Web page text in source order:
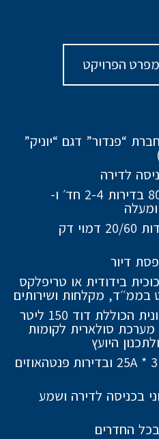
מפרט הפרויקט
“פנדור” דגם “יוניק”
לדירה
ריצוף גרניט פורצלן 80/80 בדירות 2-4 חד׳ ו-
ריצוף גרניט פורצלן במידות 20/60 דמוי דק
דיור
בידודית או טריפלקס
מקלחות ושירותים
מערכת חימום מים חסכונית הכוללת דוד 150 ליטר
סולארית לקומות
היועץ
חיבור חשמל תלת פאזי 25A * 3 ובדירות פנטהאוזים
בכניסה לדירה ושמע
בכל החדרים